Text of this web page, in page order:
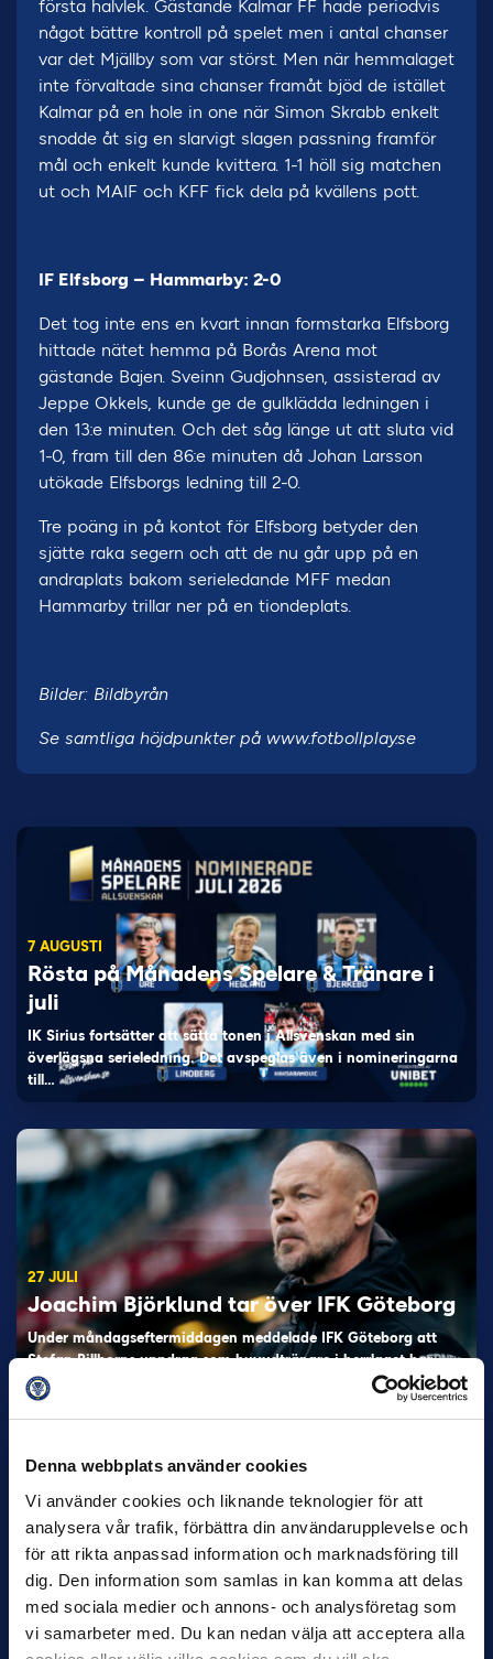
Denna webbplats använder cookies
Vi använder cookies och liknande teknologier för att
analysera vår trafik, förbättra din användarupplevelse och
för att rikta anpassad information och marknadsföring till
dig. Den information som samlas in kan komma att delas
med sociala medier och annons- och analysföretag som
vi samarbeter med. Du kan nedan välja att acceptera alla
första halvlek. Gästande Kalmar FF hade periodvis
något bättre kontroll på spelet men i antal chanser
var det Mjällby som var störst. Men när hemmalaget
inte förvaltade sina chanser framåt bjöd de istället
Kalmar på en hole in one när Simon Skrabb enkelt
snodde åt sig en slarvigt slagen passning framför
mål och enkelt kunde kvittera. 1-1 höll sig matchen
ut och MAIF och KFF fick dela på kvällens pott.
IF Elfsborg – Hammarby: 2-0
Det tog inte ens en kvart innan formstarka Elfsborg
hittade nätet hemma på Borås Arena mot
gästande Bajen. Sveinn Gudjohnsen, assisterad av
Jeppe Okkels, kunde ge de gulklädda ledningen i
den 13:e minuten. Och det såg länge ut att sluta vid
1-0, fram till den 86:e minuten då Johan Larsson
utökade Elfsborgs ledning till 2-0.
Tre poäng in på kontot för Elfsborg betyder den
sjätte raka segern och att de nu går upp på en
andraplats bakom serieledande MFF medan
Hammarby trillar ner på en tiondeplats.
Bilder: Bildbyrån
Se samtliga höjdpunkter på www.fotbollplay.se
7 AUGUSTI
Rösta på Månadens Spelare & Tränare i
juli
IK Sirius fortsätter att sätta tonen i Allsvenskan med sin
överlägsna serieledning. Det avspeglas även i nomineringarna
till…
27 JULI
Joachim Björklund tar över IFK Göteborg
Under måndagseftermiddagen meddelade IFK Göteborg att
Stefan Billborns uppdrag som huvudtränare i herrlaget har
avslutats.…
30 JUNI
Helstrup ny tränare i Malmö FF